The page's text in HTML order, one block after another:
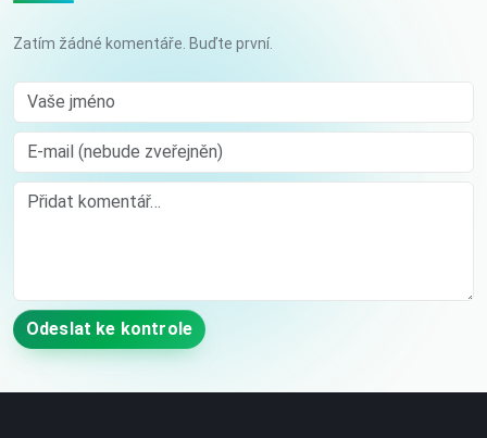
Zatím žádné komentáře. Buďte první.
Vaše jméno
E-mail (nebude zveřejněn)
Comment
Odeslat ke kontrole